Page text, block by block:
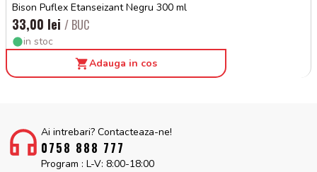
Bison Puflex Etanseizant Negru 300 ml
33,00 lei / BUC
in stoc
Adauga in cos
Ai intrebari? Contacteaza-ne!
0758 888 777
Program : L-V: 8:00-18:00